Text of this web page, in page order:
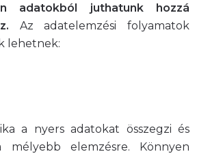
adatokból juthatunk hozzá
Az adatelemzési folyamatok
lehetnek:
a nyers adatokat összegzi és
elemzésre. Könnyen